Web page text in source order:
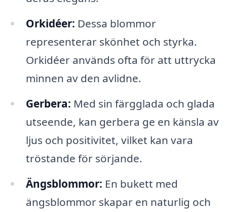
Orkidéer: Dessa blommor
representerar skönhet och styrka.
Orkidéer används ofta för att uttrycka
minnen av den avlidne.
Gerbera: Med sin färgglada och glada
utseende, kan gerbera ge en känsla av
ljus och positivitet, vilket kan vara
tröstande för sörjande.
Ängsblommor: En bukett med
ängsblommor skapar en naturlig och